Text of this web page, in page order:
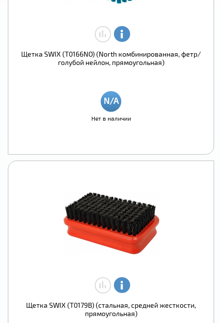
Щетка SWIX (T0166NO) (North комбинированная, фетр/
голубой нейлон, прямоугольная)
Нет в наличии
Щетка SWIX (T0179B) (стальная, средней жесткости,
прямоугольная)